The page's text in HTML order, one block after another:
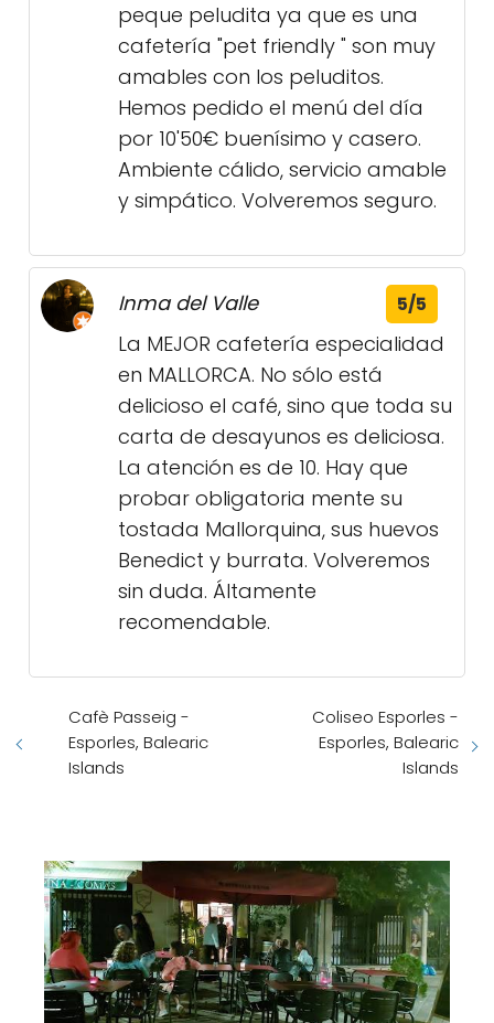
peque peludita ya que es una
cafetería "pet friendly " son muy
amables con los peluditos.
Hemos pedido el menú del día
por 10'50€ buenísimo y casero.
Ambiente cálido, servicio amable
y simpático. Volveremos seguro.
Inma del Valle 5/5
La MEJOR cafetería especialidad
en MALLORCA. No sólo está
delicioso el café, sino que toda su
carta de desayunos es deliciosa.
La atención es de 10. Hay que
probar obligatoria mente su
tostada Mallorquina, sus huevos
Benedict y burrata. Volveremos
sin duda. Áltamente
recomendable.
Cafè Passeig -
Esporles, Balearic
Islands
Coliseo Esporles -
Esporles, Balearic
Islands